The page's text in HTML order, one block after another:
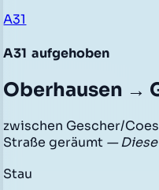
A31
A31 aufgehoben
Oberhausen →
zwischen Gescher/
Straße geräumt —
Stau